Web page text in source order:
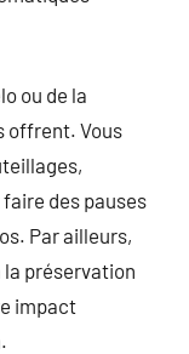
ou de la
offrent. Vous
des pauses
Par ailleurs,
préservation
impact